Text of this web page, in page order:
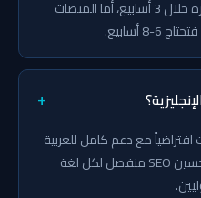
المستشفيات الأساسية تكون جاهزة خلال 3 أسابيع، أما المنصات
أسابيع.
+
مع دعم كامل للعربية
(RTL) والإنجليزية والفرنسية، مع تحسين SEO منفصل لكل لغة